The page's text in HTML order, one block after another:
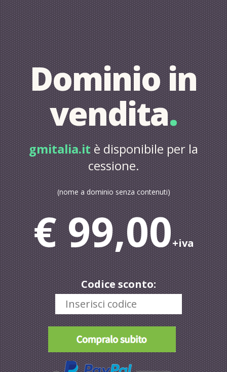
Dominio in
vendita.
gmitalia.itè disponibile per la
cessione.
(nome a dominio senza contenuti)
€ 99,00+iva
Codice sconto: